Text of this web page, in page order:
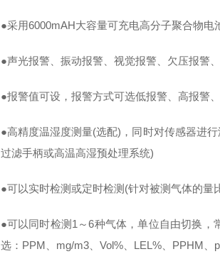
●采用6000mAH大容量可充电高分子聚合物电
●声光报警、振动报警、视觉报警、欠压报警
●报警值可设，报警方式可选低报警、高报警
●高精度温湿度测量(选配)，同时对传感器进
过滤手柄或高温高湿预处理系统)
●可以实时检测或定时检测(针对被测气体的量
●可以同时检测1～6种气体，单位自由切换
选：PPM、mg/m3、Vol%、LEL%、PPHM、